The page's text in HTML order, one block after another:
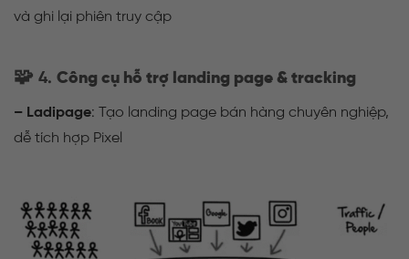
và ghi lại phiên truy cập
🧩 4. Công cụ hỗ trợ landing page & tracking
– Ladipage: Tạo landing page bán hàng chuyên nghiệp,
dễ tích hợp Pixel